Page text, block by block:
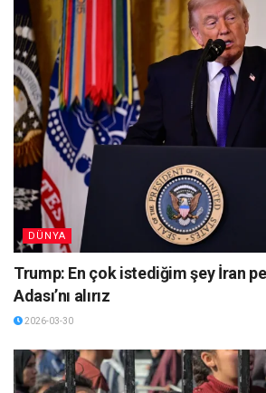
DÜNYA
Trump: En çok istediğim şey İran
Adası’nı alırız
2026-03-30